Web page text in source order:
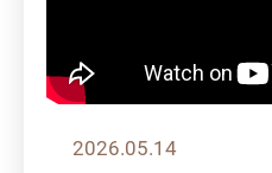
2026.05.14